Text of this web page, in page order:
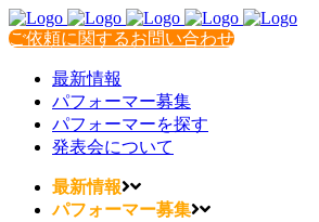
ご依頼に関するお問い合わせ
最新情報
パフォーマー募集
パフォーマーを探す
発表会について
最新情報
パフォーマー募集